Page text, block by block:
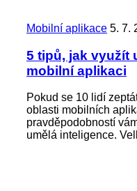
Mobilní aplikace 5. 7.
5 tipů, jak využít
mobilní aplikaci
Pokud se 10 lidí
oblasti mobilních
pravděpodobností
umělá inteligence.